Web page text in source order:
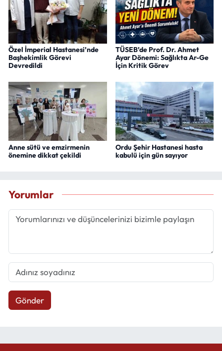
Özel İmperial Hastanesi’nde
Başhekimlik Görevi
Devredildi
TÜSEB’de Prof. Dr. Ahmet
Ayar Dönemi: Sağlıkta Ar-Ge
İçin Kritik Görev
Anne sütü ve emzirmenin
önemine dikkat çekildi
Ordu Şehir Hastanesi hasta
kabulü için gün sayıyor
Yorumlar
Gönder